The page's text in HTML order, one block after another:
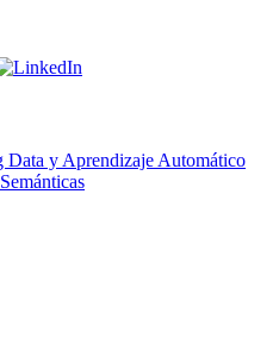
Data y Aprendizaje Automático